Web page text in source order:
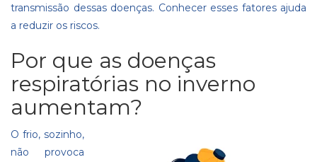
transmissão dessas doenças. Conhecer esses fatores ajuda
a reduzir os riscos.
Por que as doenças
respiratórias no inverno
aumentam?
O frio, sozinho,
não provoca